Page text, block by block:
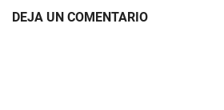
DEJA UN COMENTARIO